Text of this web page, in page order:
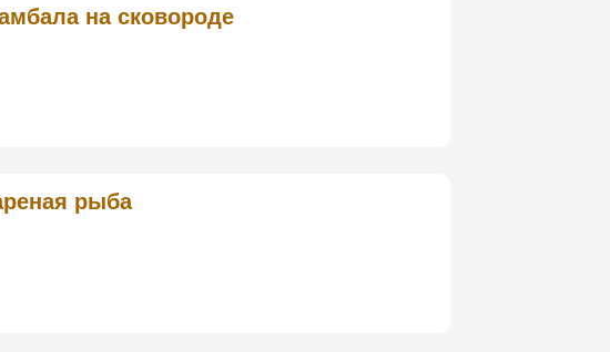
на сковороде
рыба